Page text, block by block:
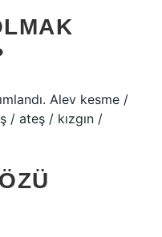
Alev kesme /
/ ateş / kızgın /